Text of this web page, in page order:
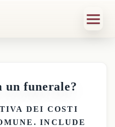
un funerale?
DEI COSTI
. INCLUDE